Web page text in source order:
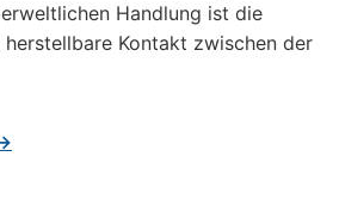
Handlung ist die
Kontakt zwischen der